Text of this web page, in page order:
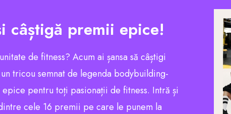
câștigă premii epice!
de fitness? Acum ai șansa să câștigi
tricou semnat de legenda bodybuilding-
pentru toți pasionații de fitness. Intră și
cele 16 premii pe care le punem la